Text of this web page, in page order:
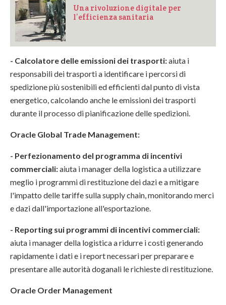
Una rivoluzione digitale per
l’efficienza sanitaria
- Calcolatore delle emissioni dei trasporti:aiuta i
responsabili dei trasporti a identificare i percorsi di
spedizione più sostenibili ed efficienti dal punto di vista
energetico, calcolando anche le emissioni dei trasporti
durante il processo di pianificazione delle spedizioni.
Oracle Global Trade Management:
- Perfezionamento del programma di incentivi
commerciali:aiuta i manager della logistica a utilizzare
meglio i programmi di restituzione dei dazi e a mitigare
l'impatto delle tariffe sulla supply chain, monitorando merci
e dazi dall'importazione all'esportazione.
- Reporting sui programmi di incentivi commerciali:
aiuta i manager della logistica a ridurre i costi generando
rapidamente i dati e i report necessari per preparare e
presentare alle autorità doganali le richieste di restituzione.
Oracle Order Management